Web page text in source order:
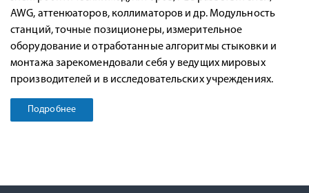
AWG, аттенюаторов, коллиматоров и др. Модульность
станций, точные позиционеры, измерительное
оборудование и отработанные алгоритмы стыковки и
монтажа зарекомендовали себя у ведущих мировых
производителей и в исследовательских учреждениях.
Подробнее